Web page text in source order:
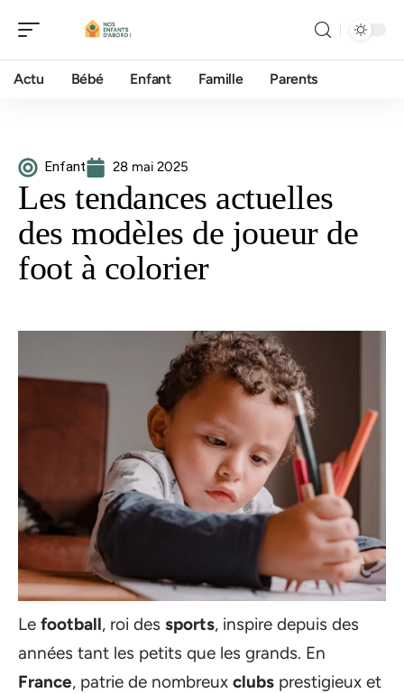
Actu Bébé Enfant Famille Parents
Enfant 28 mai 2025
Les tendances actuelles
des modèles de joueur de
foot à colorier
Le football, roi des sports, inspire depuis des
années tant les petits que les grands. En
France, patrie de nombreux clubs prestigieux et